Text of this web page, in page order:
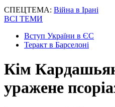
СПЕЦТЕМА: Війна в Ірані
ВСІ ТЕМИ
Вступ України в ЄС
Теракт в Барселоні
Кім
уражене